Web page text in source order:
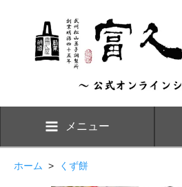
メニュー
ホーム > くず餅